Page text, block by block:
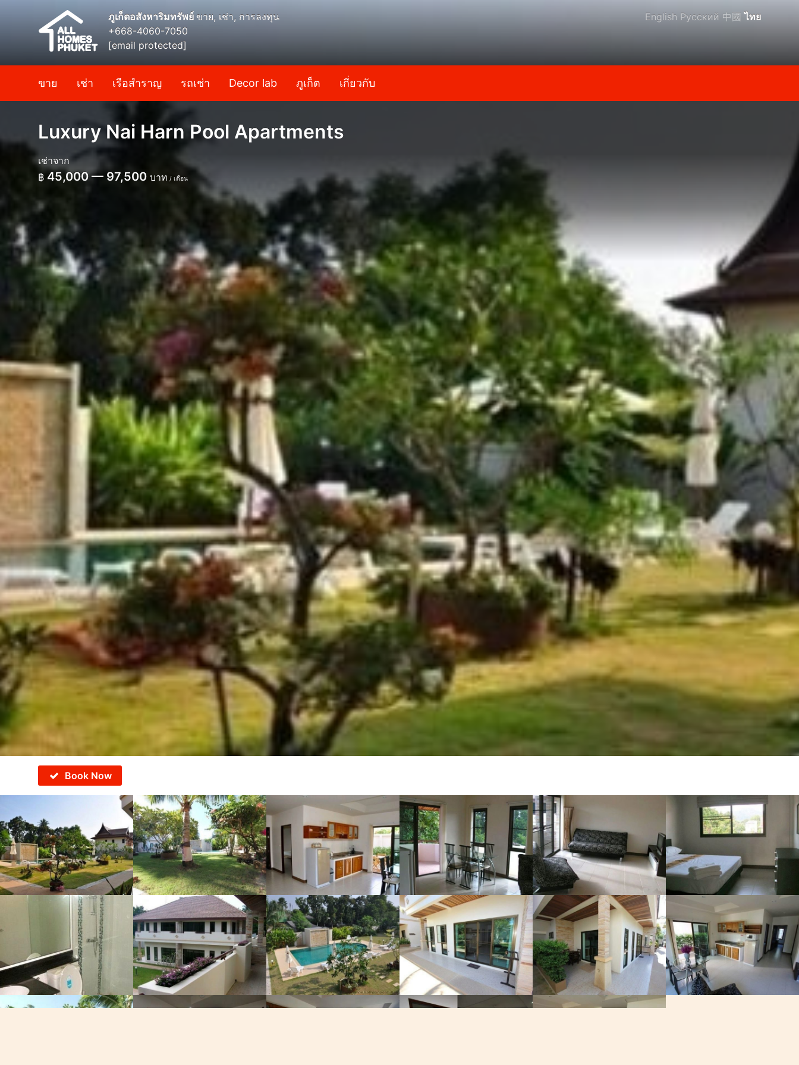
ภูเก็ตอสังหาริมทรัพย์ ขาย, เช่า, การลงทุน
+668-4060-7050
[email protected]
English Русский 中國 ไทย
ขาย เช่า เรือสำราญ รถเช่า Decor lab ภูเก็ต เกี่ยวกับ
Luxury Nai Harn Pool Apartments
เช่าจาก
฿ 45,000 — 97,500 บาท / เดือน
Book Now